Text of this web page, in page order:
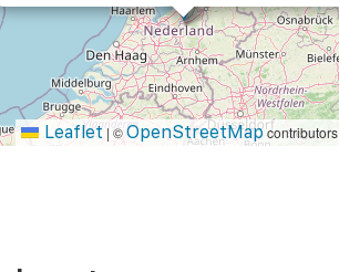
Leaflet |©OpenStreetMapcontributors